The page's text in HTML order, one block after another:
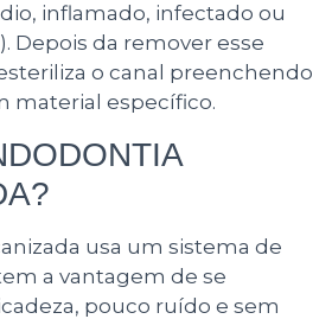
inflamado, infectado ou
Depois da remover esse
o canal preenchendo
material específico.
usa um sistema de
a vantagem de se
pouco ruído e sem